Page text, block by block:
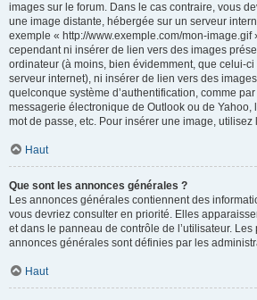
images sur le forum. Dans le cas contraire, vous
une image distante, hébergée sur un serveur
exemple « http://www.exemple.com/mon-image.gif
cependant ni insérer de lien vers des images
ordinateur (à moins, bien évidemment, que celui-
serveur internet), ni insérer de lien vers des
quelconque système d’authentification, comme
messagerie électronique de Outlook ou de Yahoo,
mot de passe, etc. Pour insérer une image,
Haut
Que sont les annonces générales ?
Les annonces générales contiennent des
vous devriez consulter en priorité. Elles
et dans le panneau de contrôle de l’utilisateur.
annonces générales sont définies par les
Haut